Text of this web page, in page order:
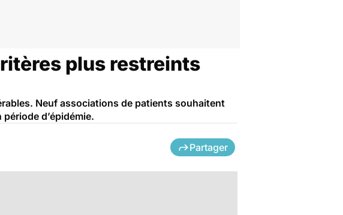
plus restreints
Neuf associations de patients souhaitent
d’épidémie.
Partager